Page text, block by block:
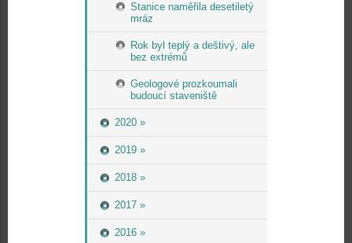
Stanice naměřila desetiletý
mráz
Rok byl teplý a deštivý, ale
bez extrémů
Geologové prozkoumali
budoucí staveniště
2020 »
2019 »
2018 »
2017 »
2016 »